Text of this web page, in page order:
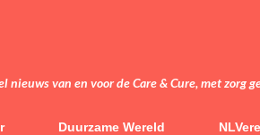
van en voor de Care & Cure, met zorg
Duurzame Wereld